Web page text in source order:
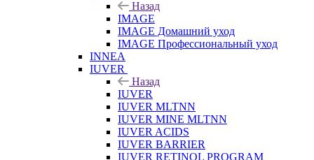
Назад
IMAGE
IMAGE Домашний уход
IMAGE Профессиональный уход
INNEA
IUVER
Назад
IUVER
IUVER MLTNN
IUVER MINE MLTNN
IUVER ACIDS
IUVER BARRIER
IUVER RETINOL PROGRAM